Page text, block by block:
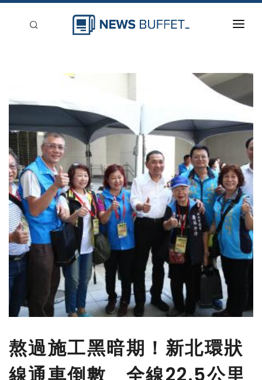
刊登
熬過施工黑暗期！新北環狀
線通車倒數 全線22.5公里